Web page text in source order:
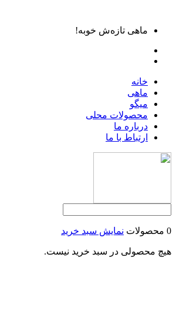
ماهی تازه‌ش خوبه!
خانه
ماهی
میگو
محصولات محلی
درباره ما
ارتباط با ما
0 محصولات نمایش سبد خرید
هیچ محصولی در سبد خرید نیست.